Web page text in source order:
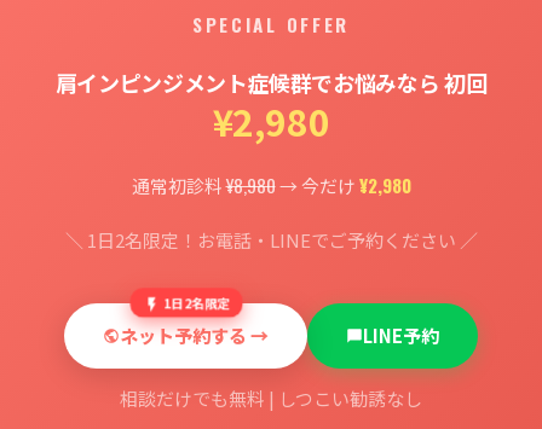
SPECIAL OFFER
肩インピンジメント症候群でお悩みなら 初回
¥2,980
通常初診料¥8,980→ 今だけ¥2,980
＼ 1日2名限定！お電話・LINEでご予約ください ／
1日2名限定
ネット予約する → LINE予約
相談だけでも無料 | しつこい勧誘なし